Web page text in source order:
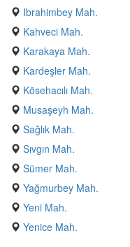
Ibrahimbey Mah.
Kahveci Mah.
Karakaya Mah.
Kardeşler Mah.
Kösehacılı Mah.
Musaşeyh Mah.
Sağlık Mah.
Sıvgın Mah.
Sümer Mah.
Yağmurbey Mah.
Yeni Mah.
Yenice Mah.